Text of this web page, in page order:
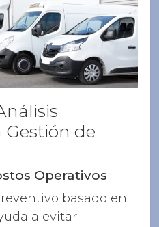
Gestión de
Operativos
basado en
a evitar